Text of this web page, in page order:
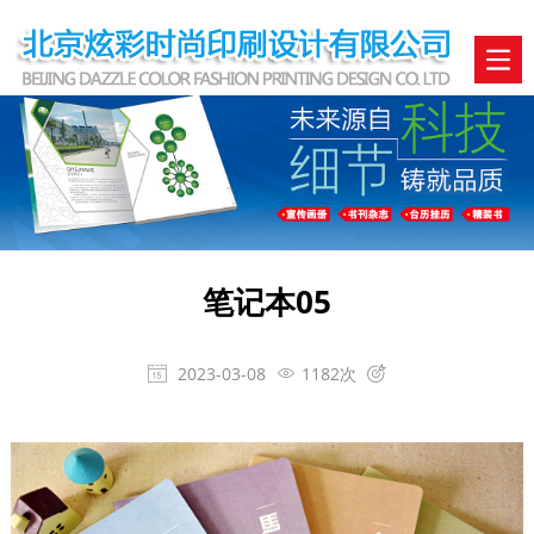
笔记本05
 2023-03-08  1182次 